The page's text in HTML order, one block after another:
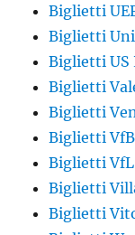
Biglietti
Biglietti
Biglietti US
Biglietti
Biglietti
Biglietti
Biglietti
Biglietti
Biglietti